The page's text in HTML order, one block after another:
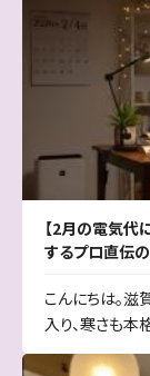
【2月の電気代
するプロ直伝
こんにちは。
入り、寒さも本